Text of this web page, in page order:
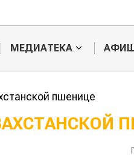
МЕДИАТЕКА
пшенице